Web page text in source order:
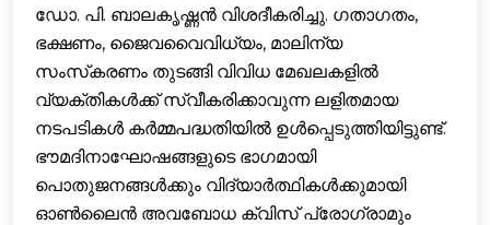
ഡോ. പി. ബാലകൃഷ്ണൻ വിശദീകരിച്ചു. ഗതാഗതം,
ഭക്ഷണം, ജൈവവൈവിധ്യം, മാലിന്യ
സംസ്‌കരണം തുടങ്ങി വിവിധ മേഖലകളിൽ
വ്യക്തികൾക്ക് സ്വീകരിക്കാവുന്ന ലളിതമായ
നടപടികൾ കർമ്മപദ്ധതിയിൽ ഉൾപ്പെടുത്തിയിട്ടുണ്ട്.
ഭൗമദിനാഘോഷങ്ങളുടെ ഭാഗമായി
പൊതുജനങ്ങൾക്കും വിദ്യാർത്ഥികൾക്കുമായി
ഓൺലൈൻ അവബോധ ക്വിസ് പ്രോഗ്രാമും